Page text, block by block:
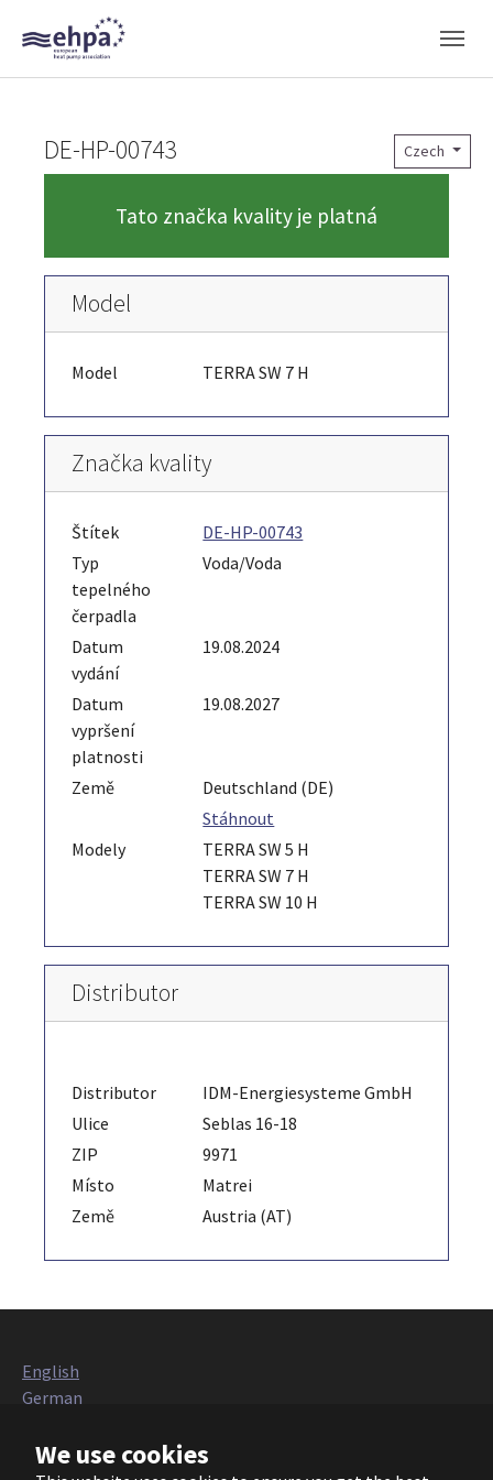
We use cookies
Skip to main navigation
Skip to main content
Skip to page footer
Czech
DE-HP-00743
Tato značka kvality je platná
Model
Model TERRA SW 7 H
Značka kvality
Štítek
DE-HP-00743
Typ
tepelného
čerpadla
Voda/Voda
Datum
vydání
19.08.2024
Datum
vypršení
platnosti
19.08.2027
Země
Deutschland (DE)
Stáhnout
Modely
TERRA SW 5 H
TERRA SW 7 H
TERRA SW 10 H
Distributor
Distributor
IDM-Energiesysteme GmbH
Ulice
Seblas 16-18
ZIP
9971
Místo
Matrei
Země
Austria (AT)
English
German
French